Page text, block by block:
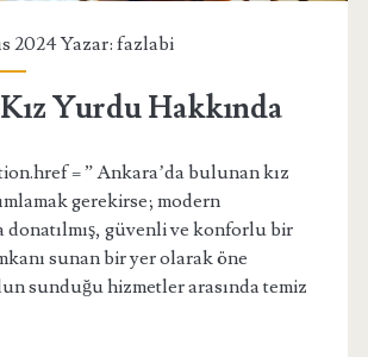
2024 Yazar: fazlabi
Yurdu Hakkında
= ” Ankara’da bulunan kız
gerekirse; modern
donatılmış, güvenli ve konforlu bir
sunan bir yer olarak öne
sunduğu hizmetler arasında temiz